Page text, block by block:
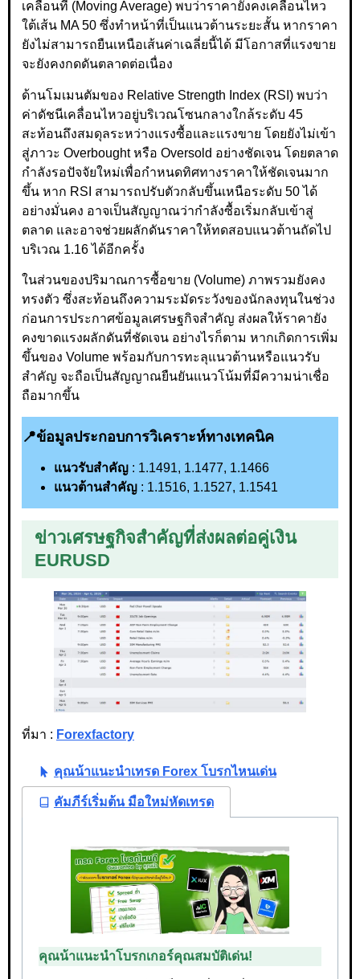
เคลื่อนที่ (Moving Average) พบว่าราคายังคงเคลื่อนไหว
ใต้เส้น MA 50 ซึ่งทำหน้าที่เป็นแนวต้านระยะสั้น หากราคา
ยังไม่สามารถยืนเหนือเส้นค่าเฉลี่ยนี้ได้ มีโอกาสที่แรงขาย
จะยังคงกดดันตลาดต่อเนื่อง
ด้านโมเมนตัมของ Relative Strength Index (RSI) พบว่า
ค่าดัชนีเคลื่อนไหวอยู่บริเวณโซนกลางใกล้ระดับ 45
สะท้อนถึงสมดุลระหว่างแรงซื้อและแรงขาย โดยยังไม่เข้า
สู่ภาวะ Overbought หรือ Oversold อย่างชัดเจน โดยตลาด
กำลังรอปัจจัยใหม่เพื่อกำหนดทิศทางราคาให้ชัดเจนมาก
ขึ้น หาก RSI สามารถปรับตัวกลับขึ้นเหนือระดับ 50 ได้
อย่างมั่นคง อาจเป็นสัญญาณว่ากำลังซื้อเริ่มกลับเข้าสู่
ตลาด และอาจช่วยผลักดันราคาให้ทดสอบแนวต้านถัดไป
บริเวณ 1.16 ได้อีกครั้ง
ในส่วนของปริมาณการซื้อขาย (Volume) ภาพรวมยังคง
ทรงตัว ซึ่งสะท้อนถึงความระมัดระวังของนักลงทุนในช่วง
ก่อนการประกาศข้อมูลเศรษฐกิจสำคัญ ส่งผลให้ราคายัง
คงขาดแรงผลักดันที่ชัดเจน อย่างไรก็ตาม หากเกิดการเพิ่ม
ขึ้นของ Volume พร้อมกับการทะลุแนวต้านหรือแนวรับ
สำคัญ จะถือเป็นสัญญาณยืนยันแนวโน้มที่มีความน่าเชื่อ
ถือมากขึ้น
📍ข้อมูลประกอบการวิเคราะห์ทางเทคนิค
แนวรับสำคัญ : 1.1491, 1.1477, 1.1466
แนวต้านสำคัญ : 1.1516, 1.1527, 1.1541
ข่าวเศรษฐกิจสำคัญที่ส่งผลต่อคู่เงิน
EURUSD
ที่มา : Forexfactory
คุณน้าแนะนำเทรด Forex โบรกไหนเด่น
คัมภีร์เริ่มต้น มือใหม่หัดเทรด
คุณน้าแนะนำโบรกเกอร์คุณสมบัติเด่น!